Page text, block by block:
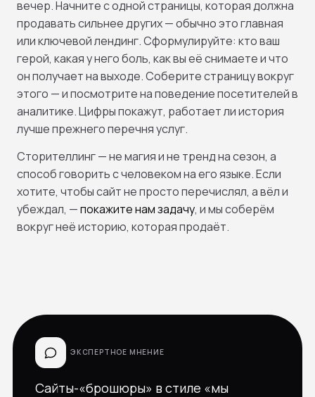
вечер. Начните с одной страницы, которая должна
продавать сильнее других — обычно это главная
или ключевой лендинг. Сформулируйте: кто ваш
герой, какая у него боль, как вы её снимаете и что
он получает на выходе. Соберите страницу вокруг
этого — и посмотрите на поведение посетителей в
аналитике. Цифры покажут, работает ли история
лучше прежнего перечня услуг.
Сторителлинг — не магия и не тренд на сезон, а
способ говорить с человеком на его языке. Если
хотите, чтобы сайт не просто перечислял, а вёл и
убеждал, —покажите нам задачу, и мы соберём
вокруг неё историю, которая продаёт.
ЭКСПЕРТНОЕ МНЕНИЕ
Сайты-«брошюры» в стиле «мы